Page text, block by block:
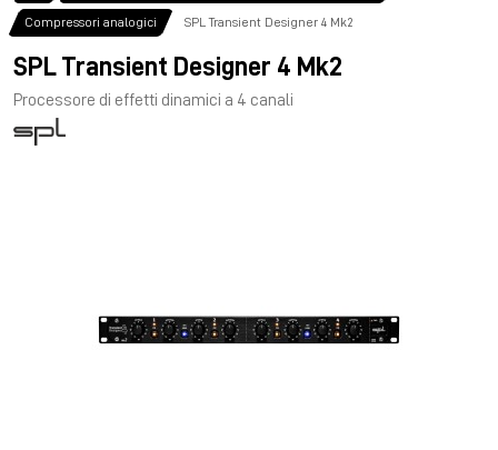
Compressori analogici SPL Transient Designer 4 Mk2
SPL Transient Designer 4 Mk2
Processore di effetti dinamici a 4 canali